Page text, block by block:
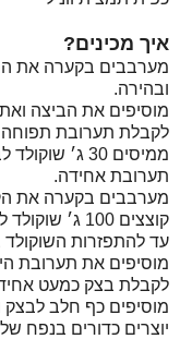
איך מכינים?
מערבבים בקערה את
ובהירה.
מוסיפים את הביצה
לקבלת תערובת תפוחה
ממיסים 30
תערובת אחידה.
מערבבים בקערה את
קוצצים 100
עד להתפזרות
מוסיפים את תערובת
לקבלת בצק כמעט
מוסיפים כף חלב
יוצרים כדורים בנפח